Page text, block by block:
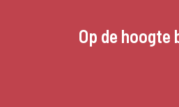
Op de hoogte